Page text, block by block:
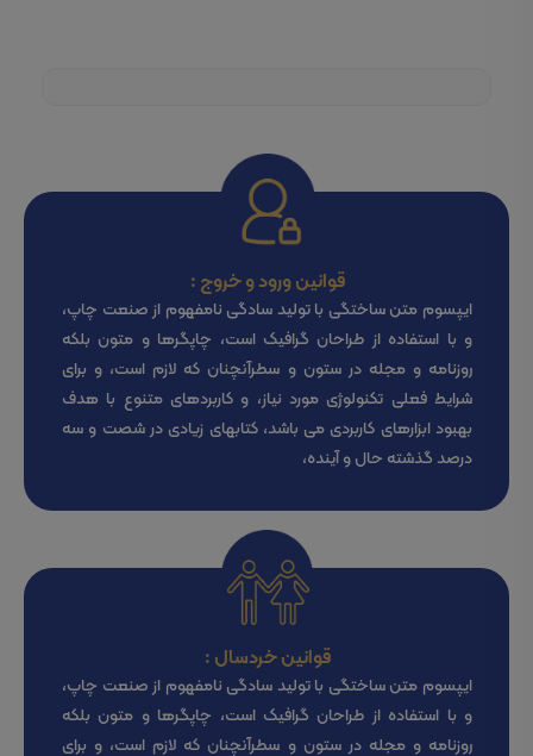
قوانین ورود و خروج :
ایپسوم متن ساختگی با تولید سادگی نامفهوم از صنعت چاپ،
و با استفاده از طراحان گرافیک است، چاپگرها و متون بلکه
روزنامه و مجله در ستون و سطرآنچنان که لازم است، و برای
شرایط فعلی تکنولوژی مورد نیاز، و کاربردهای متنوع با هدف
بهبود ابزارهای کاربردی می باشد، کتابهای زیادی در شصت و سه
درصد گذشته حال و آینده،
قوانین خردسال :
ایپسوم متن ساختگی با تولید سادگی نامفهوم از صنعت چاپ،
و با استفاده از طراحان گرافیک است، چاپگرها و متون بلکه
روزنامه و مجله در ستون و سطرآنچنان که لازم است، و برای